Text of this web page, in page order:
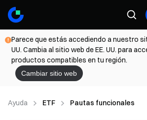
Parece que estás accediendo a nuestro
UU. Cambia al sitio web de EE. UU. para
productos compatibles en tu región.
Cambiar sitio web
Ayuda ETF Pautas funcionales